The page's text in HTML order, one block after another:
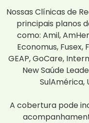
Nossas Clínicas de
principais planos
como: Amil,
Economus, Fusex,
GEAP, GoCare,
New Saúde
SulAmérica,
A cobertura pode